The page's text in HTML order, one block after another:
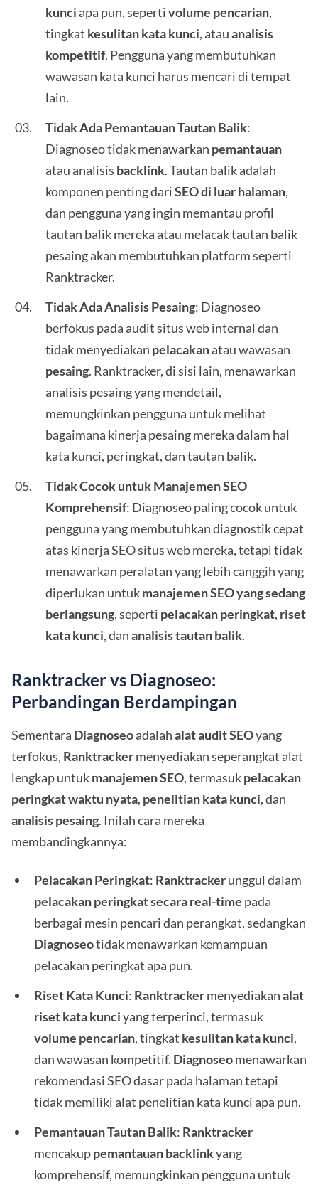
kunci apa pun, sepertivolume pencarian,
tingkat kesulitan kata kunci, atauanalisis
kompetitif. Pengguna yang membutuhkan
wawasan kata kunci harus mencari di tempat
lain.
Tidak Ada Pemantauan Tautan Balik:
Diagnoseo tidak menawarkan pemantauan
atau analisis backlink. Tautan balik adalah
komponen penting dariSEO di luar halaman,
dan pengguna yang ingin memantau profil
tautan balik mereka atau melacak tautan balik
pesaing akan membutuhkan platform seperti
Ranktracker.
Tidak Ada Analisis Pesaing: Diagnoseo
berfokus pada audit situs web internal dan
tidak menyediakan pelacakanatau wawasan
pesaing. Ranktracker, di sisi lain, menawarkan
analisis pesaing yang mendetail,
memungkinkan pengguna untuk melihat
bagaimana kinerja pesaing mereka dalam hal
kata kunci, peringkat, dan tautan balik.
Tidak Cocok untuk Manajemen SEO
Komprehensif: Diagnoseo paling cocok untuk
pengguna yang membutuhkan diagnostik cepat
atas kinerja SEO situs web mereka, tetapi tidak
menawarkan peralatan yang lebih canggih yang
diperlukan untukmanajemen SEO yang sedang
berlangsung, seperti pelacakan peringkat, riset
kata kunci, dananalisis tautan balik.
Ranktracker vs Diagnoseo:
Perbandingan Berdampingan
Sementara Diagnoseoadalahalat audit SEOyang
terfokus, Ranktrackermenyediakan seperangkat alat
lengkap untukmanajemen SEO, termasukpelacakan
peringkat waktu nyata, penelitian kata kunci, dan
analisis pesaing. Inilah cara mereka
membandingkannya:
Pelacakan Peringkat: Ranktrackerunggul dalam
pelacakan peringkat secara real-time pada
berbagai mesin pencari dan perangkat, sedangkan
Diagnoseotidak menawarkan kemampuan
pelacakan peringkat apa pun.
Riset Kata Kunci: Ranktrackermenyediakanalat
riset kata kunciyang terperinci, termasuk
volume pencarian, tingkat kesulitan kata kunci,
dan wawasan kompetitif. Diagnoseomenawarkan
rekomendasi SEO dasar pada halaman tetapi
tidak memiliki alat penelitian kata kunci apa pun.
Pemantauan Tautan Balik: Ranktracker
mencakuppemantauan backlinkyang
komprehensif, memungkinkan pengguna untuk